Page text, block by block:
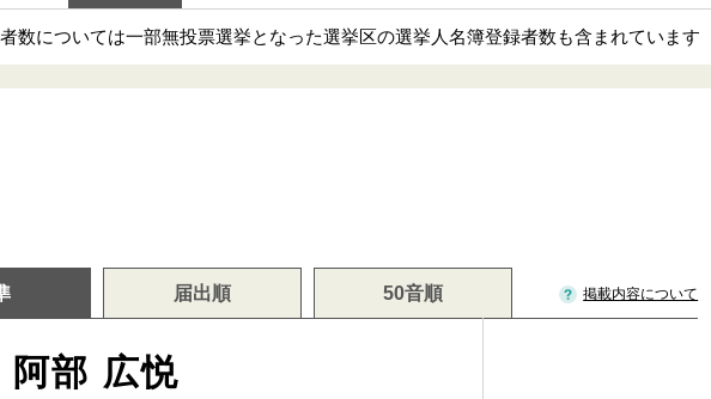
数については一部無投票選挙となった選挙区の選挙人名簿登録者数も含まれています
届出順 50音順 掲載内容について
阿部 広悦